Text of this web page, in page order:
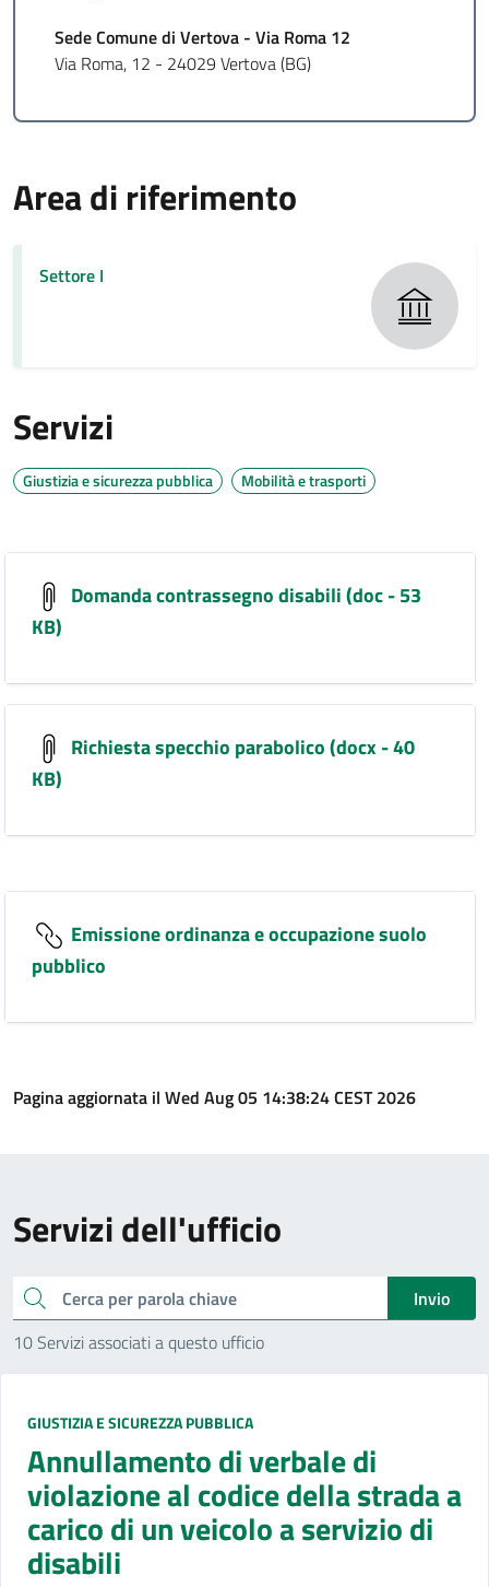
Sede Comune di Vertova - Via Roma 12
Via Roma, 12 - 24029 Vertova (BG)
Area di riferimento
Settore I
Servizi
Giustizia e sicurezza pubblica Mobilità e trasporti
Domanda contrassegno disabili (doc - 53
KB)
Richiesta specchio parabolico (docx - 40
KB)
Emissione ordinanza e occupazione suolo
pubblico
Pagina aggiornata il Wed Aug 05 14:38:24 CEST 2026
Servizi dell'ufficio
cerca
Invio
10 Servizi associati a questo ufficio
GIUSTIZIA E SICUREZZA PUBBLICA
Annullamento di verbale di
violazione al codice della strada a
carico di un veicolo a servizio di
disabili